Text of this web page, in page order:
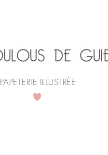
PAPETERIE ILLUSTRÉE